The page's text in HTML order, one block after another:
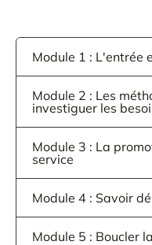
Module 1 : L'entrée
Module 2 : Les
investiguer les
Module 3 : La
service
Module 4 : Savoir
Module 5 : Boucler